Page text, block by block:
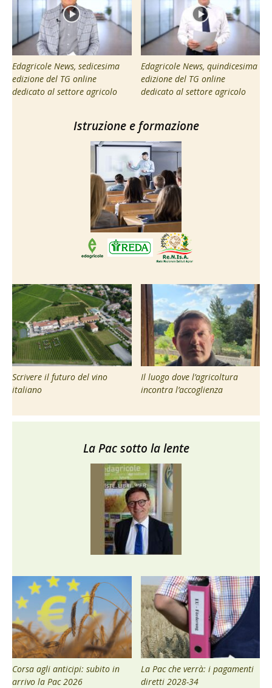
Edagricole News, sedicesima
edizione del TG online
dedicato al settore agricolo
Edagricole News, quindicesima
edizione del TG online
dedicato al settore agricolo
Istruzione e formazione
Scrivere il futuro del vino
italiano
Il luogo dove l’agricoltura
incontra l’accoglienza
La Pac sotto la lente
Corsa agli anticipi: subito in
arrivo la Pac 2026
La Pac che verrà: i pagamenti
diretti 2028-34